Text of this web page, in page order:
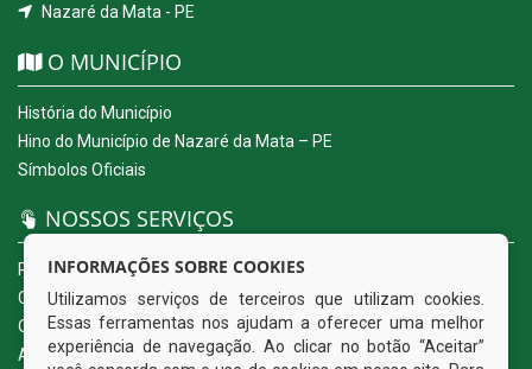
Nazaré da Mata - PE
O MUNICÍPIO
História do Município
Hino do Município de Nazaré da Mata – PE
Símbolos Oficiais
NOSSOS SERVIÇOS
Portal da Transparência
Carta de Serviços ao Usuário
Ouvidoria Eletrônica
Acesso a Informação (eSIC)
INFORMAÇÕES SOBRE COOKIES
Utilizamos serviços de terceiros que utilizam cookies.
Essas ferramentas nos ajudam a oferecer uma melhor
experiência de navegação. Ao clicar no botão “Aceitar”